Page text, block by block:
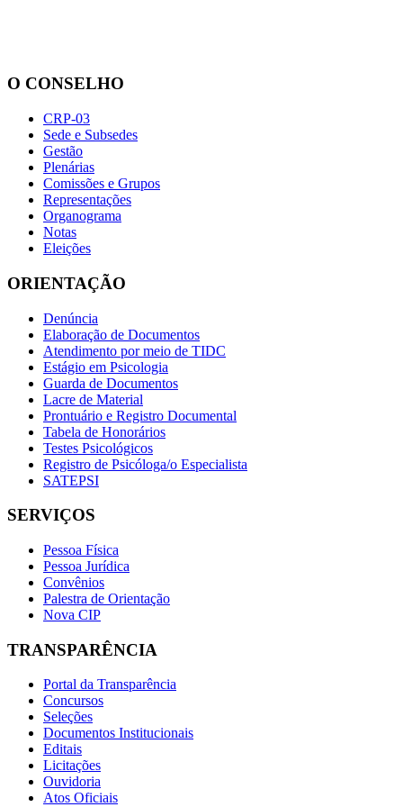
O CONSELHO
CRP-03
Sede e Subsedes
Gestão
Plenárias
Comissões e Grupos
Representações
Organograma
Notas
Eleições
ORIENTAÇÃO
Denúncia
Elaboração de Documentos
Atendimento por meio de TIDC
Estágio em Psicologia
Guarda de Documentos
Lacre de Material
Prontuário e Registro Documental
Tabela de Honorários
Testes Psicológicos
Registro de Psicóloga/o Especialista
SATEPSI
SERVIÇOS
Pessoa Física
Pessoa Jurídica
Convênios
Palestra de Orientação
Nova CIP
TRANSPARÊNCIA
Portal da Transparência
Concursos
Seleções
Documentos Institucionais
Editais
Licitações
Ouvidoria
Atos Oficiais